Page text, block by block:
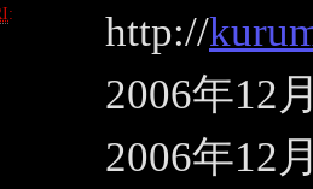
http://
2006年12
2006年12